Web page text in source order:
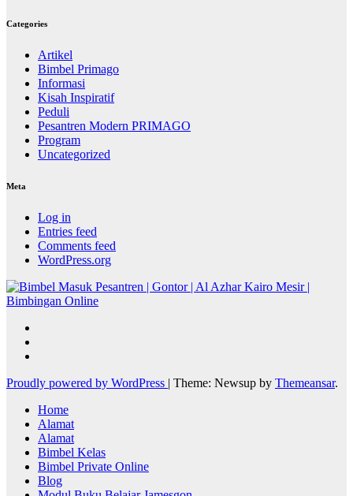
Categories
Artikel
Bimbel Primago
Informasi
Kisah Inspiratif
Peduli
Pesantren Modern PRIMAGO
Program
Uncategorized
Meta
Log in
Entries feed
Comments feed
WordPress.org
Proudly powered by WordPress | Theme: Newsup by Themeansar.
Home
Alamat
Alamat
Bimbel Kelas
Bimbel Private Online
Blog